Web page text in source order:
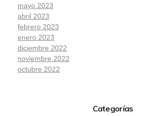
mayo 2023
abril 2023
febrero 2023
enero 2023
diciembre 2022
noviembre 2022
octubre 2022
Categorías